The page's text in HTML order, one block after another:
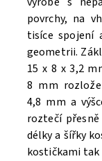
povrchy, na
tisíce spojení
geometrii.
15 x 8 x 3,2
8 mm
4,8 mm a
roztečí
délky a šířky
kostičkami tak